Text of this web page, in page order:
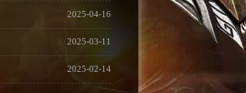
2025-04-16
2025-03-11
2025-02-14